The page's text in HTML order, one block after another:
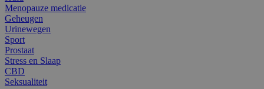
Menopauze medicatie
Geheugen
Urinewegen
Sport
Prostaat
Stress en Slaap
CBD
Seksualiteit